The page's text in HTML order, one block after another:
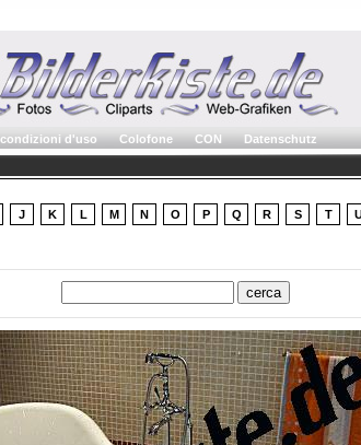
condizioni d'uso Colofone CON Datenschutz
J K L M N O P Q R S T